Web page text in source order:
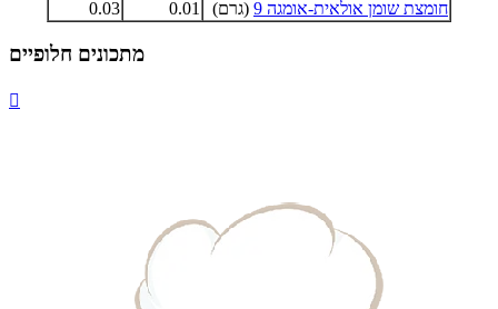
חומצת שומן אולאית-אומגה 9
(גרם) 0.01
0.03
מתכונים חלופיים
